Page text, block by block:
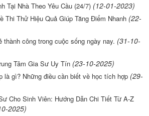
Tại Nhà Theo Yêu Cầu (24/7) (12-01-2023)
Thi Thử Hiệu Quả Giúp Tăng Điểm Nhanh (22-
thành công trong cuộc sống ngày nay. (31-10-
Tâm Gia Sư Uy Tín (23-10-2025)
là gì? Những điều cần biết về học tích hợp (29-
Cho Sinh Viên: Hướng Dẫn Chi Tiết Từ A-Z
2025)